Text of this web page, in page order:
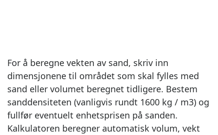
For å beregne vekten av sand, skriv inn
dimensjonene til området som skal fylles med
sand eller volumet beregnet tidligere. Bestem
sanddensiteten (vanligvis rundt 1600 kg / m3) og
fullfør eventuelt enhetsprisen på sanden.
Kalkulatoren beregner automatisk volum, vekt